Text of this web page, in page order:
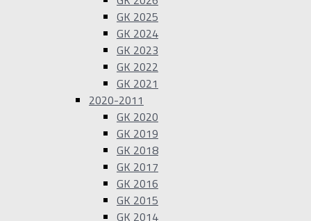
GK 2025
GK 2024
GK 2023
GK 2022
GK 2021
2020-2011
GK 2020
GK 2019
GK 2018
GK 2017
GK 2016
GK 2015
GK 2014